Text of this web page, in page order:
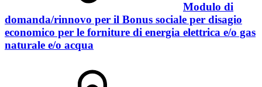
Modulo di
domanda/rinnovo per il Bonus sociale per disagio
economico per le forniture di energia elettrica e/o gas
naturale e/o acqua